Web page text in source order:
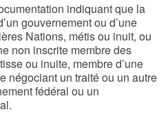
indiquant que la
gouvernement ou d’une
Nations, métis ou inuit, ou
non inscrite membre des
ou inuite, membre d’une
négociant un traité ou un autre
fédéral ou un